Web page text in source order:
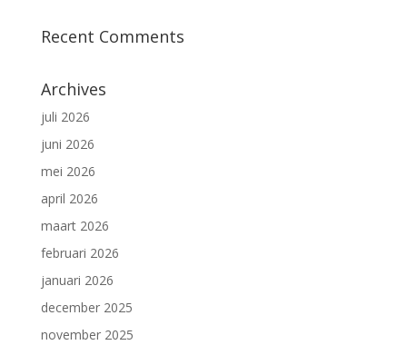
Recent Comments
Archives
juli 2026
juni 2026
mei 2026
april 2026
maart 2026
februari 2026
januari 2026
december 2025
november 2025